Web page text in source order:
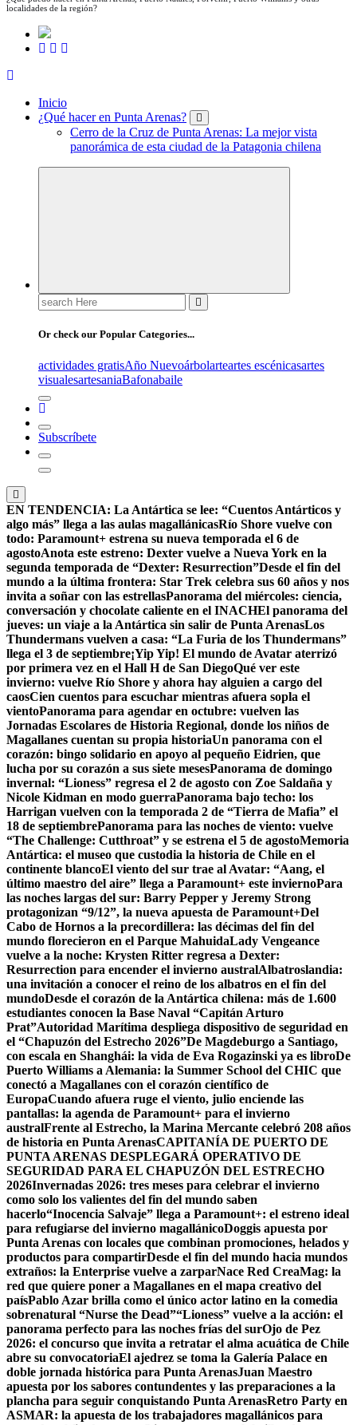
localidades de la región?
Inicio
¿Qué hacer en Punta Arenas?
Cerro de la Cruz de Punta Arenas: La mejor vista
panorámica de esta ciudad de la Patagonia chilena
Search
for:
Or check our Popular Categories...
actividades gratisAño Nuevoárbolarteartes escénicasartes
visualesartesaniaBafonabaile
Subscríbete
EN TENDENCIA: La Antártica se lee: “Cuentos Antárticos y
algo más” llega a las aulas magallánicasRío Shore vuelve con
todo: Paramount+ estrena su nueva temporada el 6 de
agostoAnota este estreno: Dexter vuelve a Nueva York en la
segunda temporada de “Dexter: Resurrection”Desde el fin del
mundo a la última frontera: Star Trek celebra sus 60 años y nos
invita a soñar con las estrellasPanorama del miércoles: ciencia,
conversación y chocolate caliente en el INACHEl panorama del
jueves: un viaje a la Antártica sin salir de Punta ArenasLos
Thundermans vuelven a casa: “La Furia de los Thundermans”
llega el 3 de septiembre¡Yip Yip! El mundo de Avatar aterrizó
por primera vez en el Hall H de San DiegoQué ver este
invierno: vuelve Río Shore y ahora hay alguien a cargo del
caosCien cuentos para escuchar mientras afuera sopla el
vientoPanorama para agendar en octubre: vuelven las
Jornadas Escolares de Historia Regional, donde los niños de
Magallanes cuentan su propia historiaUn panorama con el
corazón: bingo solidario en apoyo al pequeño Eidrien, que
lucha por su corazón a sus siete mesesPanorama de domingo
invernal: “Lioness” regresa el 2 de agosto con Zoe Saldaña y
Nicole Kidman en modo guerraPanorama bajo techo: los
Harrigan vuelven con la temporada 2 de “Tierra de Mafia” el
18 de septiembrePanorama para las noches de viento: vuelve
“The Challenge: Cutthroat” y se estrena el 5 de agostoMemoria
Antártica: el museo que custodia la historia de Chile en el
continente blancoEl viento del sur trae al Avatar: “Aang, el
último maestro del aire” llega a Paramount+ este inviernoPara
las noches largas del sur: Barry Pepper y Jeremy Strong
protagonizan “9/12”, la nueva apuesta de Paramount+Del
Cabo de Hornos a la precordillera: las décimas del fin del
mundo florecieron en el Parque MahuidaLady Vengeance
vuelve a la noche: Krysten Ritter regresa a Dexter:
Resurrection para encender el invierno australAlbatroslandia:
una invitación a conocer el reino de los albatros en el fin del
mundoDesde el corazón de la Antártica chilena: más de 1.600
estudiantes conocen la Base Naval “Capitán Arturo
Prat”Autoridad Marítima despliega dispositivo de seguridad en
el “Chapuzón del Estrecho 2026”De Magdeburgo a Santiago,
con escala en Shanghái: la vida de Eva Rogazinski ya es libroDe
Puerto Williams a Alemania: la Summer School del CHIC que
conectó a Magallanes con el corazón científico de
EuropaCuando afuera ruge el viento, julio enciende las
pantallas: la agenda de Paramount+ para el invierno
australFrente al Estrecho, la Marina Mercante celebró 208 años
de historia en Punta ArenasCAPITANÍA DE PUERTO DE
PUNTA ARENAS DESPLEGARÁ OPERATIVO DE
SEGURIDAD PARA EL CHAPUZÓN DEL ESTRECHO
2026Invernadas 2026: tres meses para celebrar el invierno
como solo los valientes del fin del mundo saben
hacerlo“Inocencia Salvaje” llega a Paramount+: el estreno ideal
para refugiarse del invierno magallánicoDoggis apuesta por
Punta Arenas con locales que combinan promociones, helados y
productos para compartirDesde el fin del mundo hacia mundos
extraños: la Enterprise vuelve a zarparNace Red CreaMag: la
red que quiere poner a Magallanes en el mapa creativo del
paísPablo Azar brilla como el único actor latino en la comedia
sobrenatural “Nurse the Dead”“Lioness” vuelve a la acción: el
panorama perfecto para las noches frías del surOjo de Pez
2026: el concurso que invita a retratar el alma acuática de Chile
abre su convocatoriaEl ajedrez se toma la Galería Palace en
doble jornada histórica para Punta ArenasJuan Maestro
apuesta por los sabores contundentes y las preparaciones a la
plancha para seguir conquistando Punta ArenasRetro Party en
ASMAR: la apuesta de los trabajadores magallánicos para